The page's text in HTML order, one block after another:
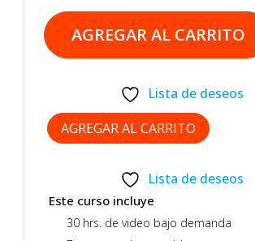
10 + 13 =
original
era:
500.00.
es:
AGREGAR AL CARRITO
Lista de deseos
AGREGAR AL CARRITO
Lista de deseos
Este curso incluye
30 hrs. de video bajo demanda